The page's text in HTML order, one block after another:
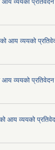
आय व्ययको
व्ययको प्रतिवेदन
आय व्ययको